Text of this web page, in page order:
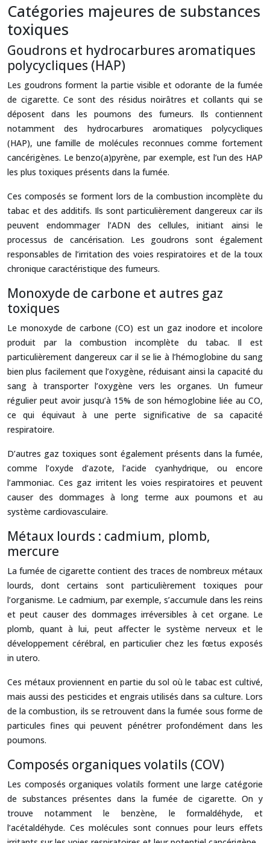
Catégories majeures de substances
toxiques
Goudrons et hydrocarbures aromatiques
polycycliques (HAP)
Les goudrons forment la partie visible et odorante de la fumée
de cigarette. Ce sont des résidus noirâtres et collants qui se
déposent dans les poumons des fumeurs. Ils contiennent
notamment des hydrocarbures aromatiques polycycliques
(HAP), une famille de molécules reconnues comme fortement
cancérigènes. Le benzo(a)pyrène, par exemple, est l’un des HAP
les plus toxiques présents dans la fumée.
Ces composés se forment lors de la combustion incomplète du
tabac et des additifs. Ils sont particulièrement dangereux car ils
peuvent endommager l’ADN des cellules, initiant ainsi le
processus de cancérisation. Les goudrons sont également
responsables de l’irritation des voies respiratoires et de la toux
chronique caractéristique des fumeurs.
Monoxyde de carbone et autres gaz
toxiques
Le monoxyde de carbone (CO) est un gaz inodore et incolore
produit par la combustion incomplète du tabac. Il est
particulièrement dangereux car il se lie à l’hémoglobine du sang
bien plus facilement que l’oxygène, réduisant ainsi la capacité du
sang à transporter l’oxygène vers les organes. Un fumeur
régulier peut avoir jusqu’à 15% de son hémoglobine liée au CO,
ce qui équivaut à une perte significative de sa capacité
respiratoire.
D’autres gaz toxiques sont également présents dans la fumée,
comme l’oxyde d’azote, l’acide cyanhydrique, ou encore
l’ammoniac. Ces gaz irritent les voies respiratoires et peuvent
causer des dommages à long terme aux poumons et au
système cardiovasculaire.
Métaux lourds : cadmium, plomb,
mercure
La fumée de cigarette contient des traces de nombreux métaux
lourds, dont certains sont particulièrement toxiques pour
l’organisme. Le cadmium, par exemple, s’accumule dans les reins
et peut causer des dommages irréversibles à cet organe. Le
plomb, quant à lui, peut affecter le système nerveux et le
développement cérébral, en particulier chez les fœtus exposés
in utero.
Ces métaux proviennent en partie du sol où le tabac est cultivé,
mais aussi des pesticides et engrais utilisés dans sa culture. Lors
de la combustion, ils se retrouvent dans la fumée sous forme de
particules fines qui peuvent pénétrer profondément dans les
poumons.
Composés organiques volatils (COV)
Les composés organiques volatils forment une large catégorie
de substances présentes dans la fumée de cigarette. On y
trouve notamment le benzène, le formaldéhyde, et
l’acétaldéhyde. Ces molécules sont connues pour leurs effets